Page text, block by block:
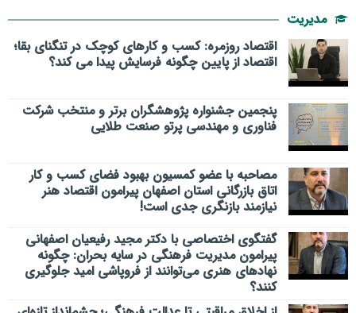
مدیریت
اقتصاد روزمره: کسب‌ و کارهای کوچک در تنگنای بقا؛
اقتصاد از پایین چگونه فرسایش پیدا می کند؟
پنجمین جشنواره پژوهشگران برتر و منتخب شرکت
فناوری و مهندسی پرتو صنعت طلایی
مصاحبه با عضو کمسیون بهبود فضای کسب و کار
اتاق بازرگانی استان اصفهان پیرامون اقتصاد هنر
نیازمند بازنگری جدی است!
گفتگوی اختصاصی با دکتر مجید رفیعیان اصفهانی
پیرامون مدیریت فرهنگی در سایه بحران: چگونه
نهادهای هنری می‌توانند از فروپاشی امید جلوگیری
کنند؟